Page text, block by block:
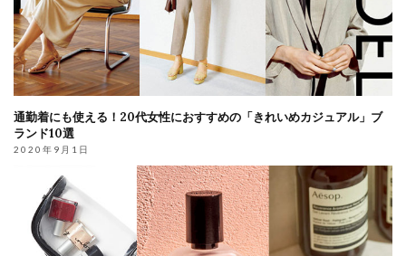
通勤着にも使える！20代女性におすすめの「きれいめカジュアル」ブ
ランド10選
2020年9月1日